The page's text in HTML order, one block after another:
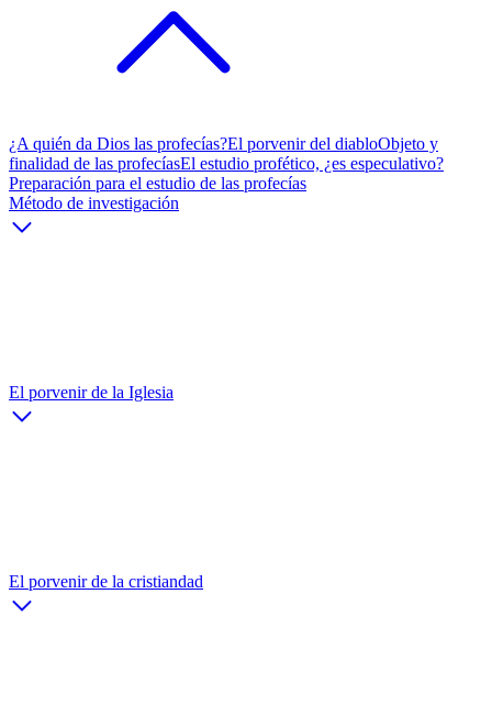
¿A quién da Dios las profecías?El porvenir del diabloObjeto y
finalidad de las profecíasEl estudio profético, ¿es especulativo?
Preparación para el estudio de las profecías
Método de investigación
El porvenir de la Iglesia
El porvenir de la cristiandad